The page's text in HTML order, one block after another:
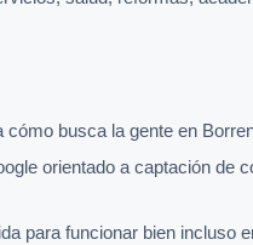
busca la gente en
orientado a captación de
para funcionar bien incluso